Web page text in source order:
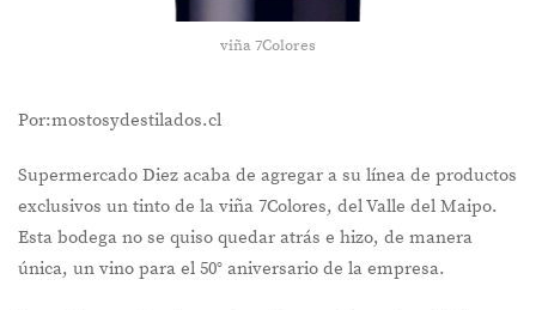
viña 7Colores
Por:mostosydestilados.cl
Supermercado Diez acaba de agregar a su línea de productos
exclusivos un tinto de la viña 7Colores, del Valle del Maipo.
Esta bodega no se quiso quedar atrás e hizo, de manera
única, un vino para el 50° aniversario de la empresa.